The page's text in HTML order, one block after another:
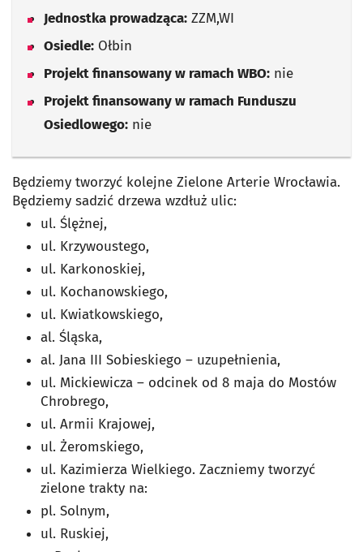
Jednostka prowadząca: ZZM,WI
Osiedle: Ołbin
Projekt finansowany w ramach WBO: nie
Projekt finansowany w ramach Funduszu
Osiedlowego: nie
Będziemy tworzyć kolejne Zielone Arterie Wrocławia.
Będziemy sadzić drzewa wzdłuż ulic:
ul. Ślężnej,
ul. Krzywoustego,
ul. Karkonoskiej,
ul. Kochanowskiego,
ul. Kwiatkowskiego,
al. Śląska,
al. Jana III Sobieskiego – uzupełnienia,
ul. Mickiewicza – odcinek od 8 maja do Mostów
Chrobrego,
ul. Armii Krajowej,
ul. Żeromskiego,
ul. Kazimierza Wielkiego. Zaczniemy tworzyć
zielone trakty na:
pl. Solnym,
ul. Ruskiej,